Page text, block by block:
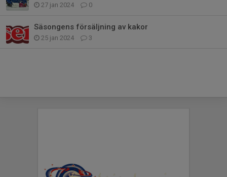
27 jan 2024 0
Säsongens försäljning av kakor
25 jan 2024 3